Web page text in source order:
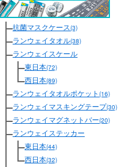
抗菌マスクケース(3)
ランウェイタオル(38)
ランウェイスケール
東日本(72)
西日本(89)
ランウェイタオルポケット (16)
ランウェイマスキングテープ(30)
ランウェイマグネットバー(20)
ランウェイステッカー
東日本(44)
西日本(32)